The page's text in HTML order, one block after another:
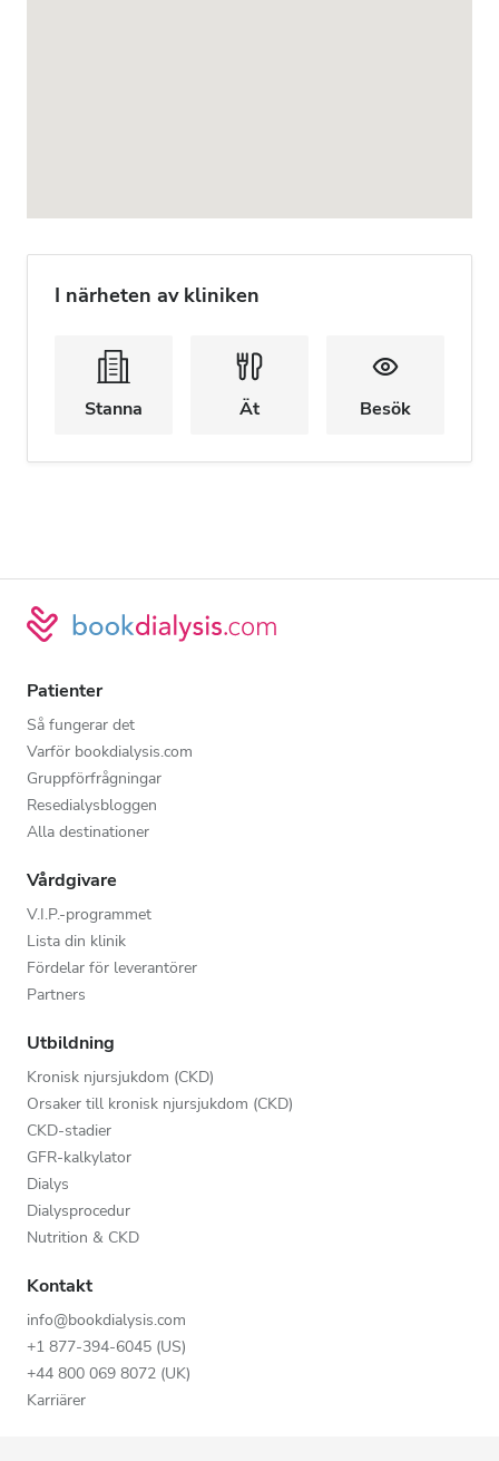
I närheten av kliniken
Stanna Ät Besök
Patienter
Så fungerar det
Varför bookdialysis.com
Gruppförfrågningar
Resedialysbloggen
Alla destinationer
Vårdgivare
V.I.P.-programmet
Lista din klinik
Fördelar för leverantörer
Partners
Utbildning
Kronisk njursjukdom (CKD)
Orsaker till kronisk njursjukdom (CKD)
CKD-stadier
GFR-kalkylator
Dialys
Dialysprocedur
Nutrition & CKD
Kontakt
info@bookdialysis.com
+1 877-394-6045 (US)
+44 800 069 8072 (UK)
Karriärer